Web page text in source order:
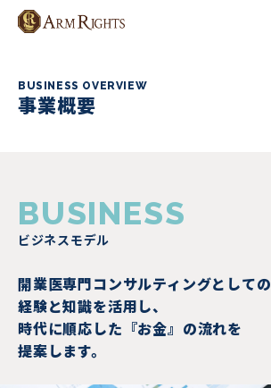
BUSINESS OVERVIEW
事業概要
BUSINESS
ビジネスモデル
開業医専門コンサルティングとしての
経験と知識を活用し、
時代に順応した『お金』の流れを
提案します。